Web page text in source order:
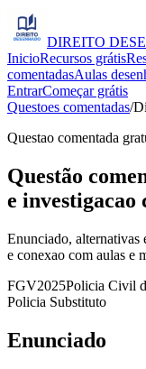
DIREITO
InicioRecursos grátis
comentadasAulas
EntrarComeçar grátis
Questoes comentadas/
Questao comentada
Questão
e
Enunciado, alternativas
e conexao com aulas e
FGV2025Policia Civil
Policia Substituto
Enunciado